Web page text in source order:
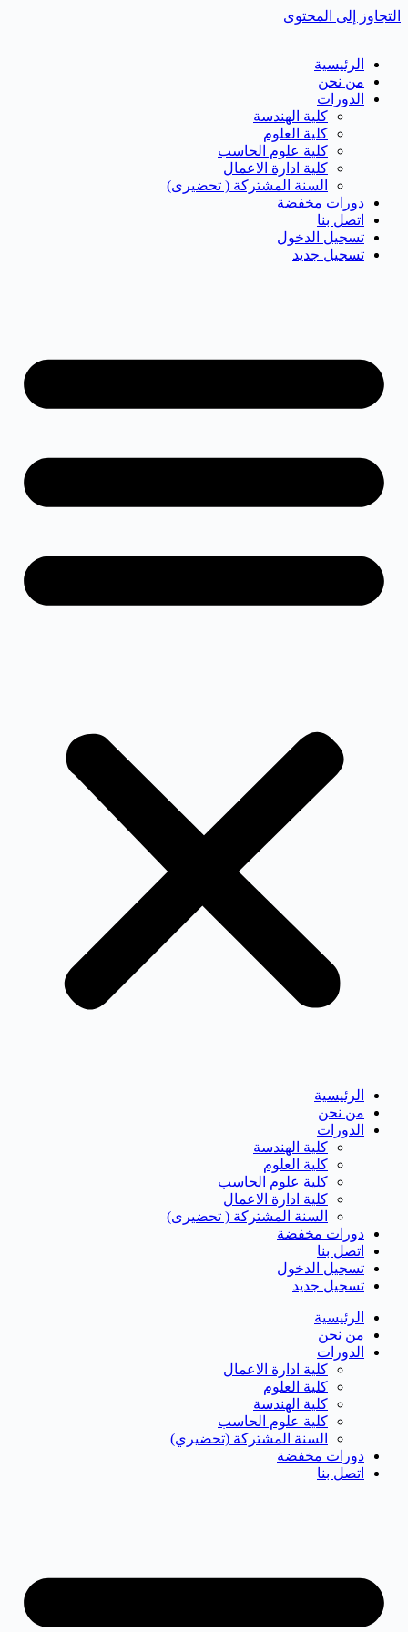
التجاوز إلى المحتوى
الرئيسية
من نحن
الدورات
كلية الهندسة
كلية العلوم
كلية علوم الحاسب
كلية ادارة الاعمال
السنة المشتركة ( تحضيرى)
دورات مخفضة
اتصل بنا
تسجيل الدخول
تسجيل جديد
الرئيسية
من نحن
الدورات
كلية الهندسة
كلية العلوم
كلية علوم الحاسب
كلية ادارة الاعمال
السنة المشتركة ( تحضيرى)
دورات مخفضة
اتصل بنا
تسجيل الدخول
تسجيل جديد
الرئيسية
من نحن
الدورات
كلية ادارة الاعمال
كلية العلوم
كلية الهندسة
كلية علوم الحاسب
السنة المشتركة (تحضيري)
دورات مخفضة
اتصل بنا